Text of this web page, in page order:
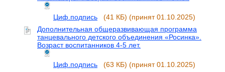
Циф.подпись (41 КБ) (принят 01.10.2025)
Дополнительная общеразвивающая программа
танцевального детского объединения «Росинка».
Возраст воспитанников 4-5 лет.
Циф.подпись (63 КБ) (принят 01.10.2025)